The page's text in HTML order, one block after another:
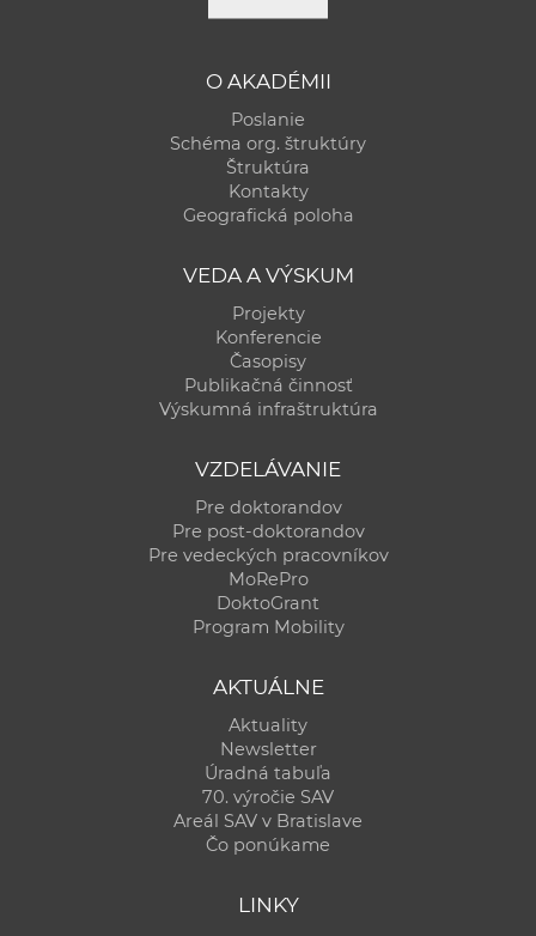
O AKADÉMII
Poslanie
Schéma org. štruktúry
Štruktúra
Kontakty
Geografická poloha
VEDA A VÝSKUM
Projekty
Konferencie
Časopisy
Publikačná činnosť
Výskumná infraštruktúra
VZDELÁVANIE
Pre doktorandov
Pre post-doktorandov
Pre vedeckých pracovníkov
MoRePro
DoktoGrant
Program Mobility
AKTUÁLNE
Aktuality
Newsletter
Úradná tabuľa
70. výročie SAV
Areál SAV v Bratislave
Čo ponúkame
LINKY